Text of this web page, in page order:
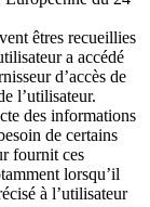
êtres recueillies
a accédé
d’accès de
l’utilisateur.
des informations
de certains
fournit ces
lorsqu’il
à l’utilisateur